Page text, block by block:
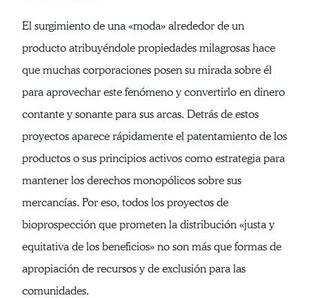
El surgimiento de una «moda» alrededor de un
producto atribuyéndole propiedades milagrosas hace
que muchas corporaciones posen su mirada sobre él
para aprovechar este fenómeno y convertirlo en dinero
contante y sonante para sus arcas. Detrás de estos
proyectos aparece rápidamente el patentamiento de los
productos o sus principios activos como estrategia para
mantener los derechos monopólicos sobre sus
mercancías. Por eso, todos los proyectos de
bioprospección que prometen la distribución «justa y
equitativa de los beneficios» no son más que formas de
apropiación de recursos y de exclusión para las
comunidades.